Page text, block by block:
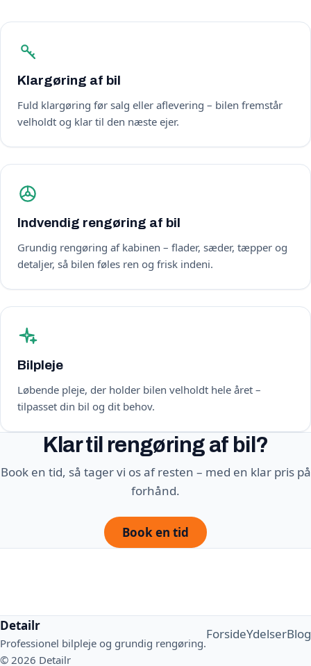
Klargøring af bil
Fuld klargøring før salg eller aflevering – bilen fremstår
velholdt og klar til den næste ejer.
Indvendig rengøring af bil
Grundig rengøring af kabinen – flader, sæder, tæpper og
detaljer, så bilen føles ren og frisk indeni.
Bilpleje
Løbende pleje, der holder bilen velholdt hele året –
tilpasset din bil og dit behov.
Klar til rengøring af bil?
Book en tid, så tager vi os af resten – med en klar pris på
forhånd.
Book en tid
Detailr
Professionel bilpleje og grundig rengøring.
ForsideYdelserBlog
© 2026 Detailr